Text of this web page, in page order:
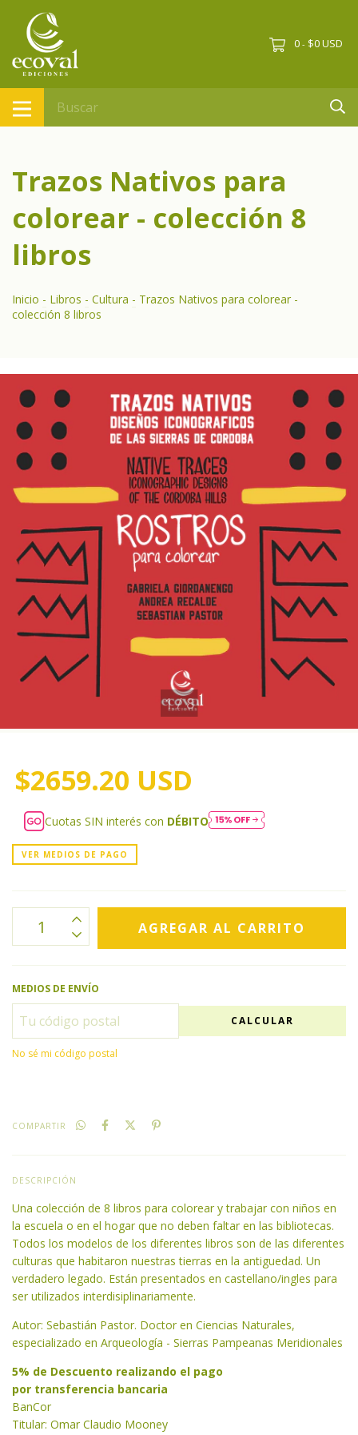
0 - $0 USD
Trazos Nativos para
colorear - colección 8
libros
Inicio - Libros - Cultura - Trazos Nativos para colorear -
colección 8 libros
1/8
$2659.20 USD
Cuotas SIN interés con DÉBITO
VER MEDIOS DE PAGO
MEDIOS DE ENVÍO
CALCULAR
No sé mi código postal
COMPARTIR
DESCRIPCIÓN
Una colección de 8 libros para colorear y trabajar con niños en
la escuela o en el hogar que no deben faltar en las bibliotecas.
Todos los modelos de los diferentes libros son de las diferentes
culturas que habitaron nuestras tierras en la antiguedad. Un
verdadero legado. Están presentados en castellano/ingles para
ser utilizados interdisiplinariamente.
Autor: Sebastián Pastor. Doctor en Ciencias Naturales,
especializado en Arqueología - Sierras Pampeanas Meridionales
5% de Descuento realizando el pago
por transferencia bancaria
BanCor
Titular: Omar Claudio Mooney